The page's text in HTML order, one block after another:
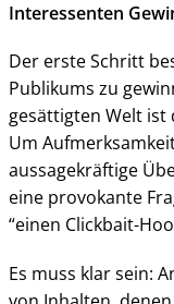
Interessenten
Der erste Schritt
Publikums zu
gesättigten Welt ist
Um
aussagekräftige
eine provokante
“einen Clickbait-
Es muss klar sein: